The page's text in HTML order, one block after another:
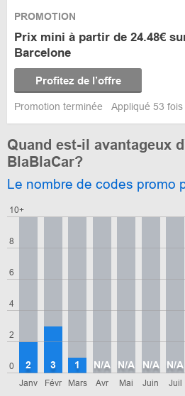
PROMOTION
Prix mini à partir de 24.48€
Barcelone
Profitez de l’offre
Promotion terminée Appliqué 53 fois
Quand est-il avantageux
BlaBlaCar?
Le nombre de codes promo
0
2
4
6
8
10+
Janv
2
Févr
3
Mars
1
Avr
N/A
Mai
N/A
Juin
N/A
Juil
N/A